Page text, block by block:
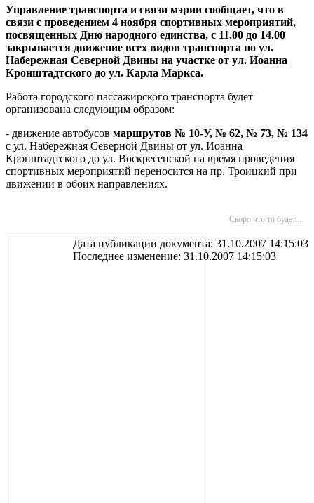
Управление транспорта и связи мэрии сообщает, что в
связи с проведением 4 ноября спортивных мероприятий,
посвященных Дню народного единства, с 11.00 до 14.00
закрывается движение всех видов транспорта по ул.
Набережная Северной Двины на участке от ул. Иоанна
Кронштадтского до ул. Карла Маркса.
Работа городского пассажирского транспорта будет
организована следующим образом:
- движение автобусов маршрутов № 10-У, № 62, № 73, № 134
с ул. Набережная Северной Двины от ул. Иоанна
Кронштадтского до ул. Воскресенской на время проведения
спортивных мероприятий переносится на пр. Троицкий при
движении в обоих направлениях.
Скоро что то будет...
Дата публикации документа: 31.10.2007 14:15:03
Последнее изменение: 31.10.2007 14:15:03